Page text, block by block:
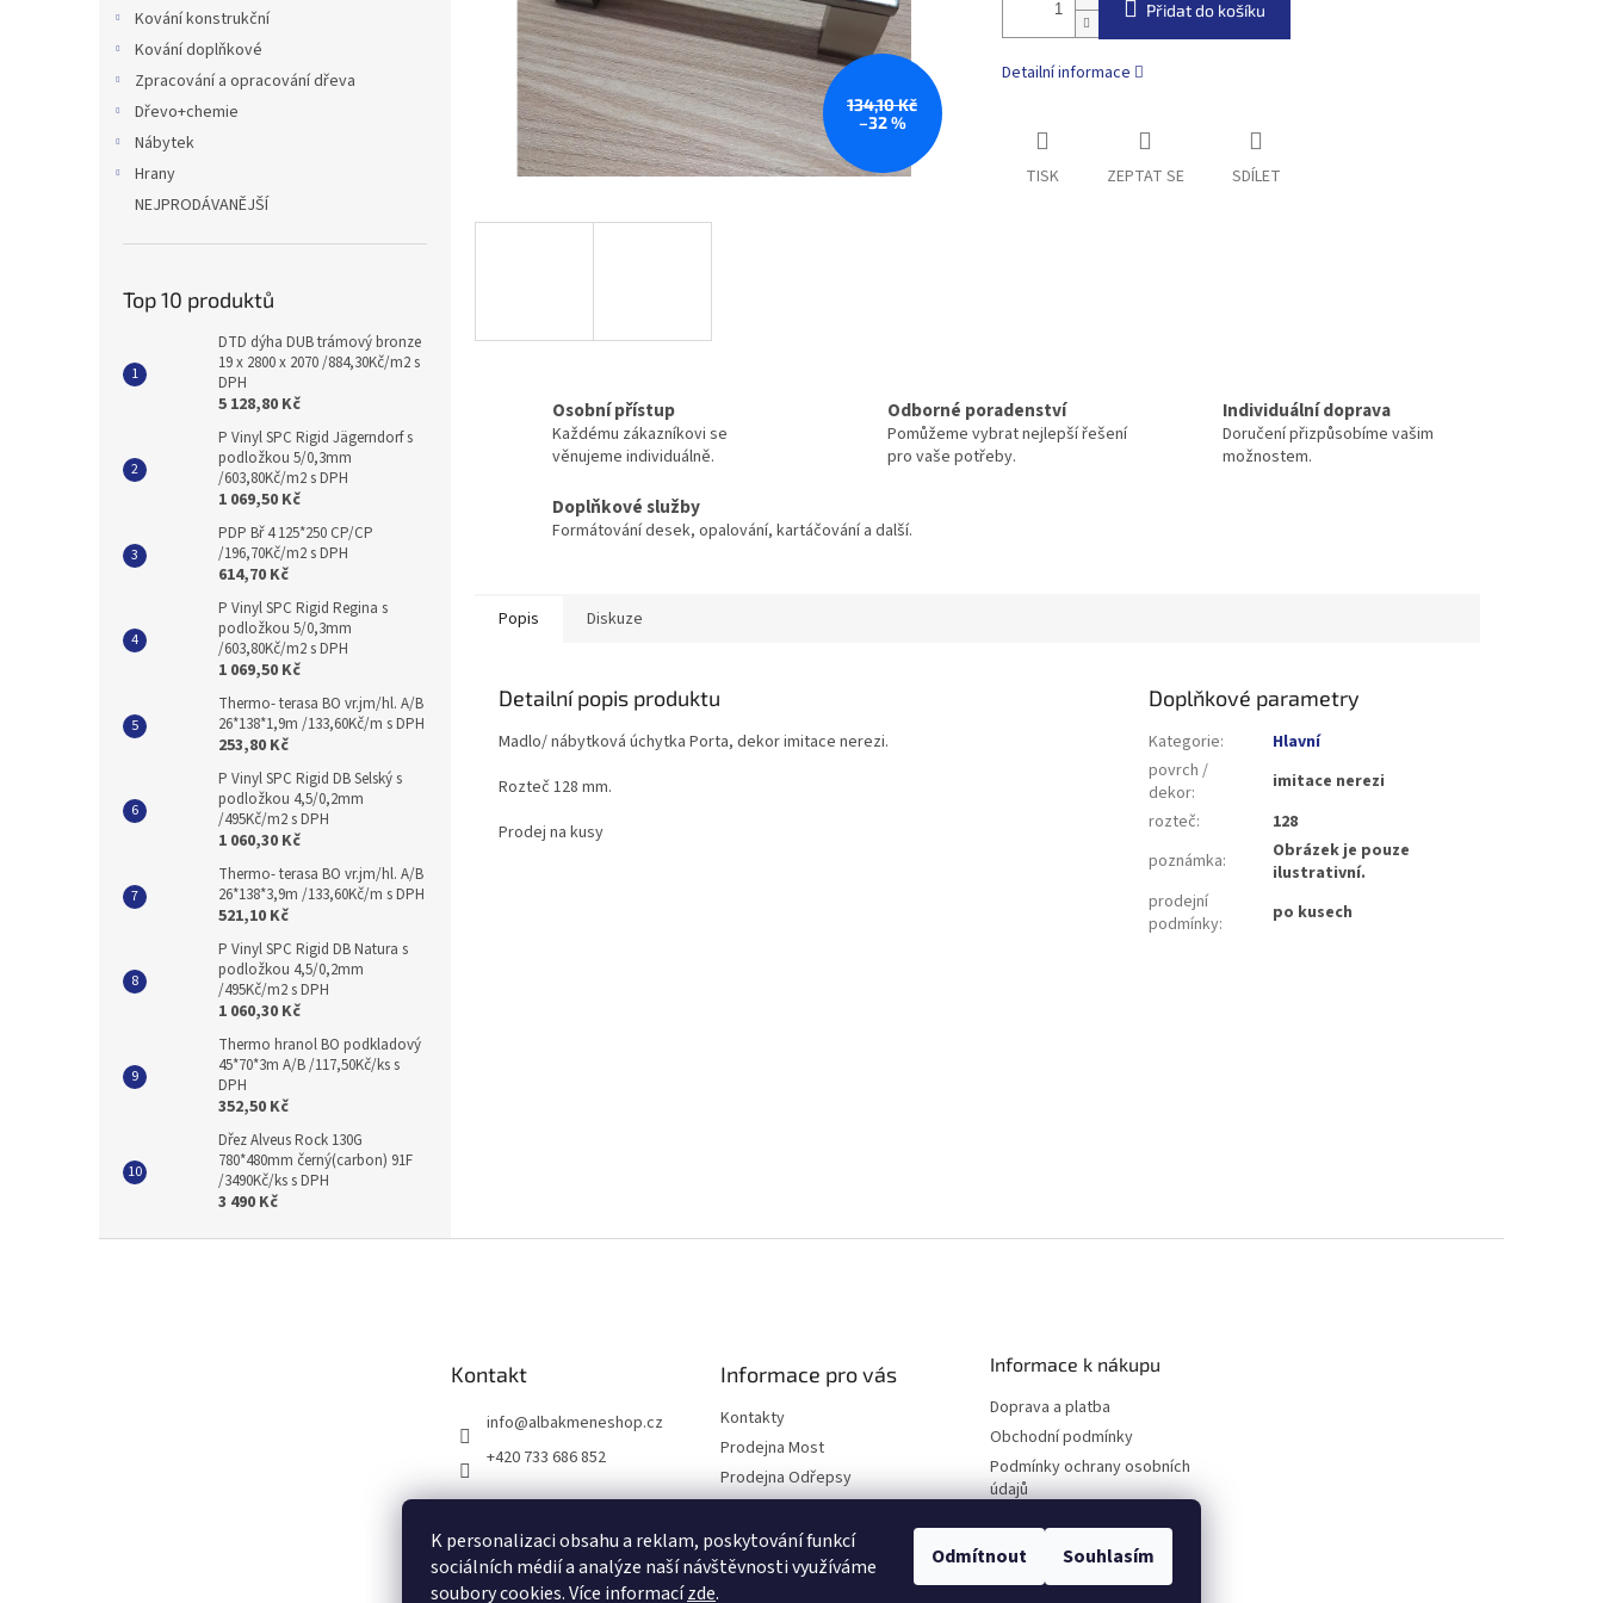
K personalizaci obsahu a reklam, poskytování funkcí
sociálních médií a analýze naší návštěvnosti využíváme
soubory cookies. Více informacízde.
Odmítnout Souhlasím
Kování konstrukční
Kování doplňkové
Zpracování a opracování dřeva
Dřevo+chemie
Nábytek
Hrany
NEJPRODÁVANĚJŠÍ
Top 10 produktů
DTD dýha DUB trámový bronze
19 x 2800 x 2070 /884,30Kč/m2 s
DPH
5 128,80 Kč
P Vinyl SPC Rigid Jägerndorf s
podložkou 5/0,3mm
/603,80Kč/m2 s DPH
1 069,50 Kč
PDP Bř 4 125*250 CP/CP
/196,70Kč/m2 s DPH
614,70 Kč
P Vinyl SPC Rigid Regina s
podložkou 5/0,3mm
/603,80Kč/m2 s DPH
1 069,50 Kč
Thermo- terasa BO vr.jm/hl. A/B
26*138*1,9m /133,60Kč/m s DPH
253,80 Kč
P Vinyl SPC Rigid DB Selský s
podložkou 4,5/0,2mm
/495Kč/m2 s DPH
1 060,30 Kč
Thermo- terasa BO vr.jm/hl. A/B
26*138*3,9m /133,60Kč/m s DPH
521,10 Kč
P Vinyl SPC Rigid DB Natura s
podložkou 4,5/0,2mm
/495Kč/m2 s DPH
1 060,30 Kč
Thermo hranol BO podkladový
45*70*3m A/B /117,50Kč/ks s
DPH
352,50 Kč
Dřez Alveus Rock 130G
780*480mm černý(carbon) 91F
/3490Kč/ks s DPH
3 490 Kč
134,10 Kč
–32 %
Přidat do košíku
Detailní informace
TISK ZEPTAT SE SDÍLET
Osobní přístup
Každému zákazníkovi se
věnujeme individuálně.
Odborné poradenství
Pomůžeme vybrat nejlepší řešení
pro vaše potřeby.
Individuální doprava
Doručení přizpůsobíme vašim
možnostem.
Doplňkové služby
Formátování desek, opalování, kartáčování a další.
Popis Diskuze
Detailní popis produktu
Madlo/ nábytková úchytka Porta, dekor imitace nerezi.
Rozteč 128 mm.
Prodej na kusy
Doplňkové parametry
Kategorie:
Hlavní
povrch /
dekor:
imitace nerezi
rozteč:
128
poznámka:
Obrázek je pouze
ilustrativní.
prodejní
podmínky: po kusech
Kontakt
info@albakmeneshop.cz
+420 733 686 852
Informace pro vás
Kontakty
Prodejna Most
Prodejna Odřepsy
O společnosti
Blog
Informace k nákupu
Doprava a platba
Obchodní podmínky
Podmínky ochrany osobních
údajů